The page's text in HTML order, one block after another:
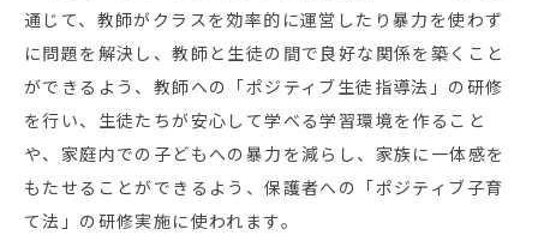
通じて、教師がクラスを効率的に運営したり暴力を使わず
に問題を解決し、教師と生徒の間で良好な関係を築くこと
ができるよう、教師への「ポジティブ生徒指導法」の研修
を行い、生徒たちが安心して学べる学習環境を作ること
や、家庭内での子どもへの暴力を減らし、家族に一体感を
もたせることができるよう、保護者への「ポジティブ子育
て法」の研修実施に使われます。